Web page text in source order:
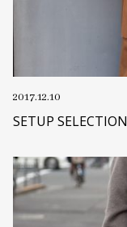
2017.12.10
SETUP SELECTION